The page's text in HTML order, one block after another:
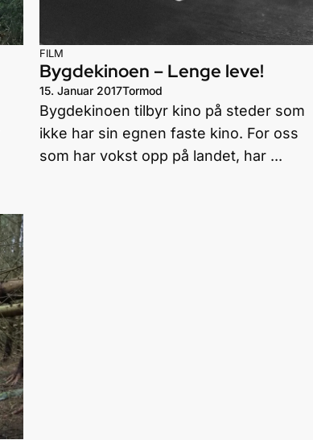
FILM
Bygdekinoen – Lenge leve!
15. Januar 2017Tormod
Bygdekinoen tilbyr kino på steder som
ikke har sin egnen faste kino. For oss
som har vokst opp på landet, har ...